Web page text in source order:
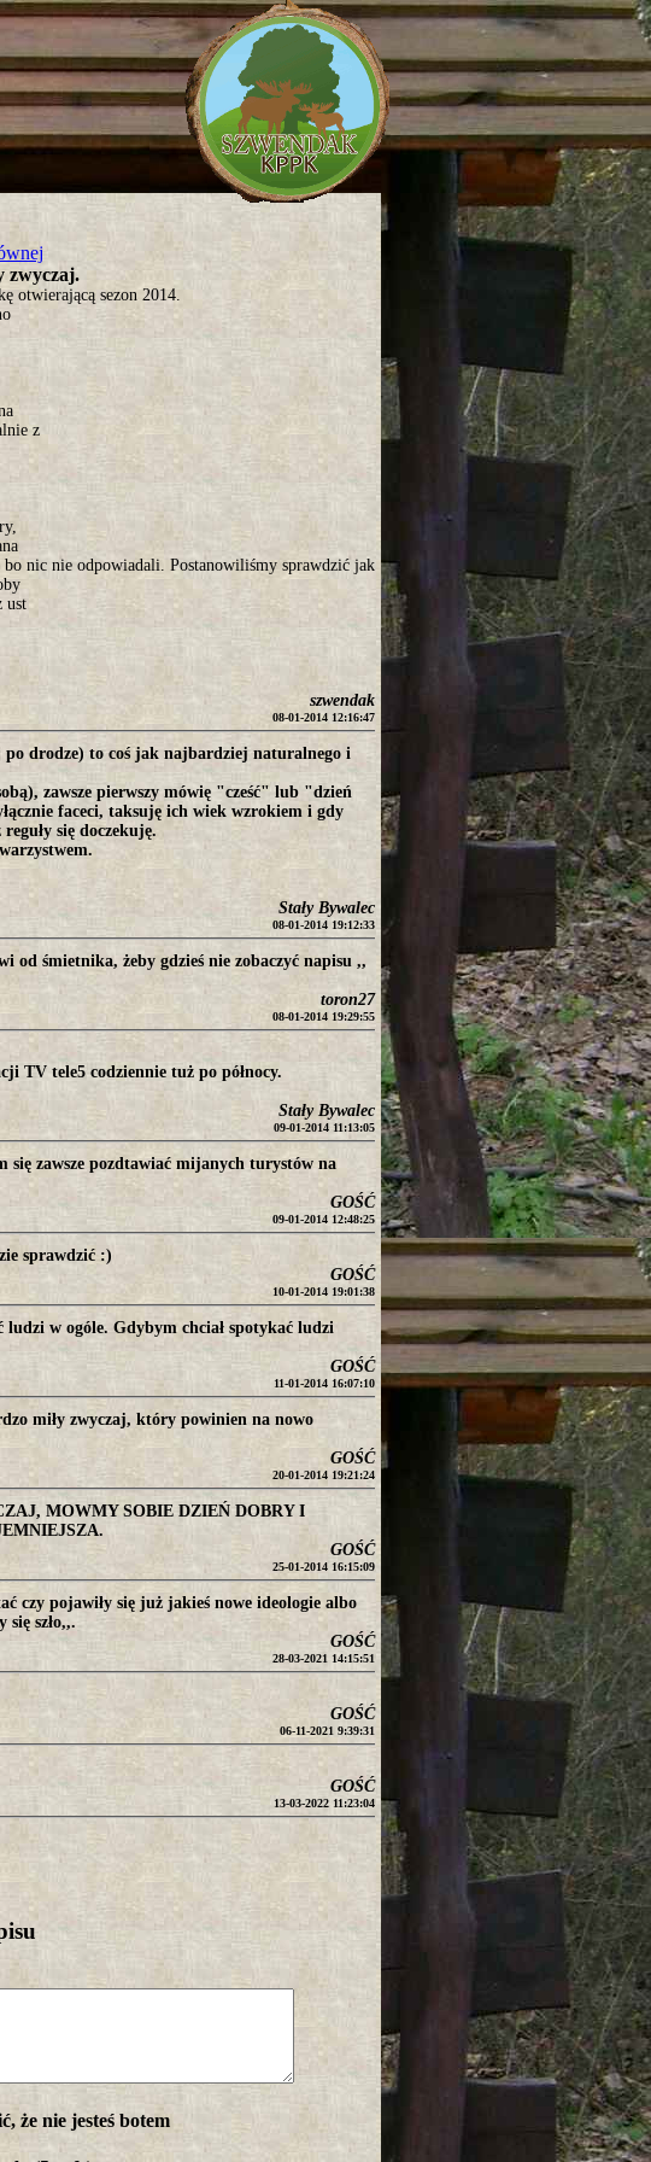
zwyczaj.
otwierającą sezon 2014.
z
nic nie odpowiadali. Postanowiliśmy sprawdzić jak
ust
szwendak
08-01-2014 12:16:47
drodze) to coś jak najbardziej naturalnego i
zawsze pierwszy mówię "cześć" lub "dzień
faceci, taksuję ich wiek wzrokiem i gdy
się doczekuję.
Stały Bywalec
08-01-2014 19:12:33
śmietnika, żeby gdzieś nie zobaczyć napisu ,,
toron27
08-01-2014 19:29:55
TV tele5 codziennie tuż po północy.
Stały Bywalec
09-01-2014 11:13:05
się zawsze pozdtawiać mijanych turystów na
GOŚĆ
09-01-2014 12:48:25
sprawdzić :)
GOŚĆ
10-01-2014 19:01:38
w ogóle. Gdybym chciał spotykać ludzi
GOŚĆ
11-01-2014 16:07:10
miły zwyczaj, który powinien na nowo
GOŚĆ
20-01-2014 19:21:24
MOWMY SOBIE DZIEŃ DOBRY I
GOŚĆ
25-01-2014 16:15:09
czy pojawiły się już jakieś nowe ideologie albo
szło,,.
GOŚĆ
28-03-2021 14:15:51
GOŚĆ
06-11-2021 9:39:31
GOŚĆ
13-03-2022 11:23:04
że nie jesteś botem